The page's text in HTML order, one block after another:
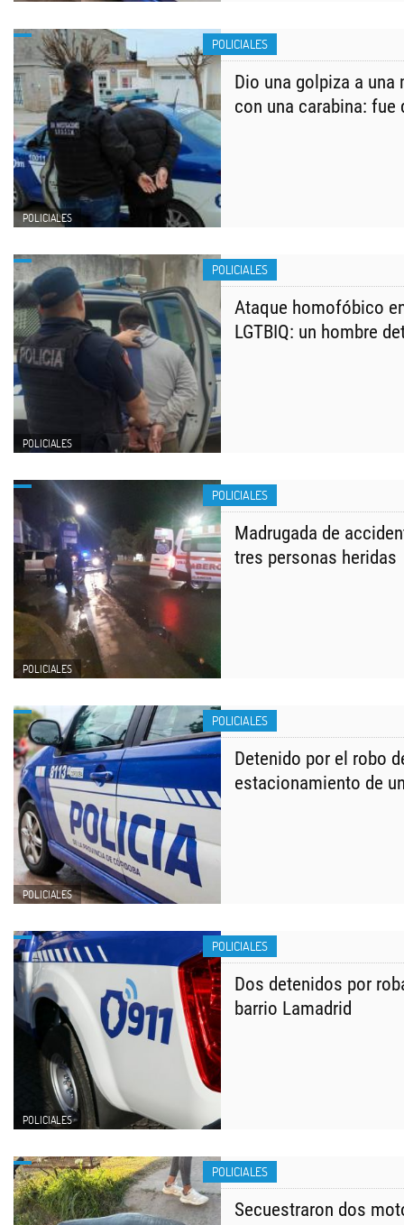
POLICIALES
POLICIALES
Dio una golpiza a una
con una carabina: fue
POLICIALES
POLICIALES
Ataque homofóbico
LGTBIQ: un hombre
POLICIALES
POLICIALES
Madrugada de
tres personas heridas
POLICIALES
POLICIALES
Detenido por el robo
estacionamiento de
POLICIALES
POLICIALES
​Dos detenidos por
barrio Lamadrid
POLICIALES
Secuestraron dos